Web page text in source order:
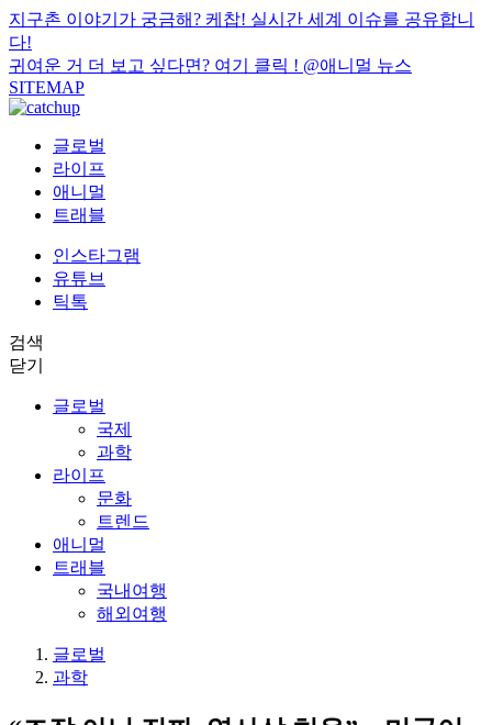
지구촌 이야기가 궁금해? 케찹! 실시간 세계 이슈를 공유합니
다!
귀여운 거 더 보고 싶다면? 여기 클릭 ! @애니멀 뉴스
SITEMAP
글로벌
라이프
애니멀
트래블
인스타그램
유튜브
틱톡
검색
닫기
글로벌
국제
과학
라이프
문화
트렌드
애니멀
트래블
국내여행
해외여행
글로벌
과학